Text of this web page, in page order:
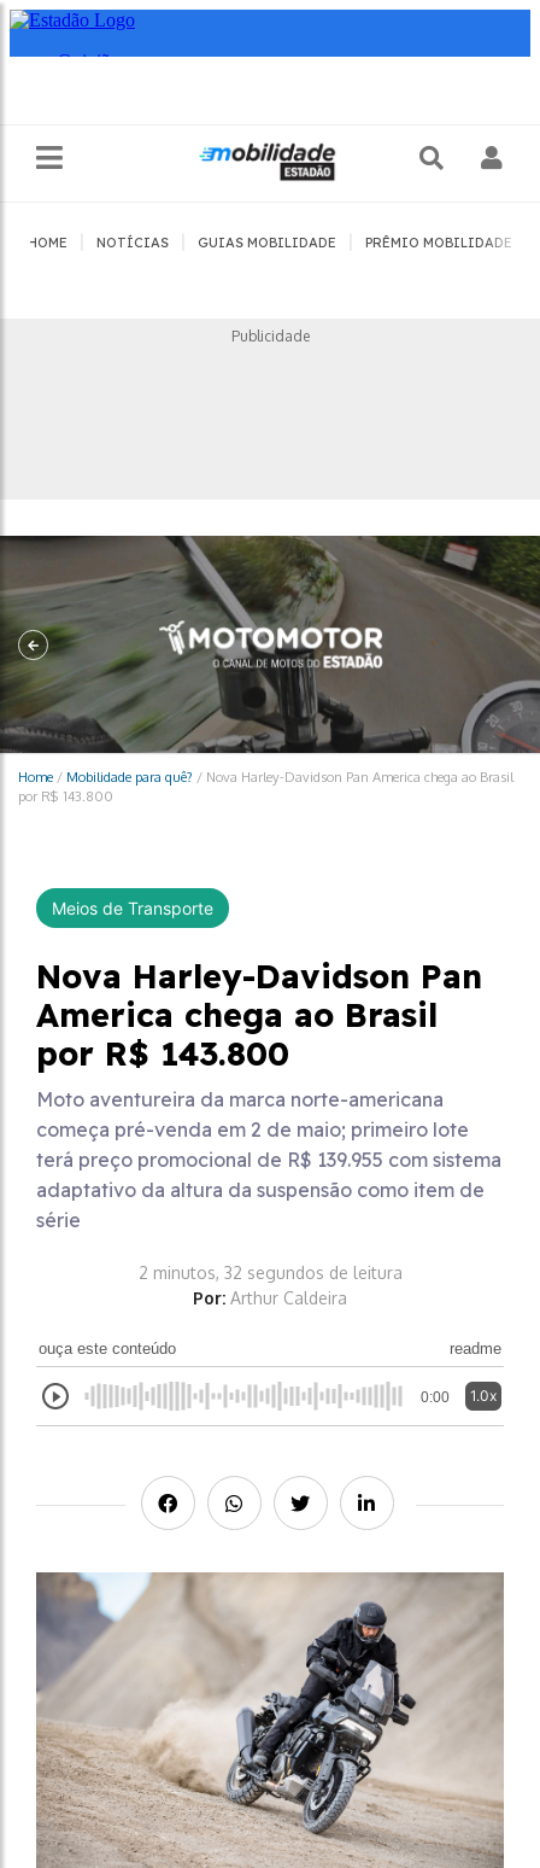
HOME NOTÍCIAS GUIAS MOBILIDADE PRÊMIO MOBILIDADE
Publicidade
Home / Mobilidade para quê? / Nova Harley-Davidson Pan America chega ao Brasil
por R$ 143.800
Meios de Transporte
Nova Harley-Davidson Pan
America chega ao Brasil
por R$ 143.800
Moto aventureira da marca norte-americana
começa pré-venda em 2 de maio; primeiro lote
terá preço promocional de R$ 139.955 com sistema
adaptativo da altura da suspensão como item de
série
2 minutos, 32 segundos de leitura
Por: Arthur Caldeira
ouça este conteúdo readme
0:00 1.0x